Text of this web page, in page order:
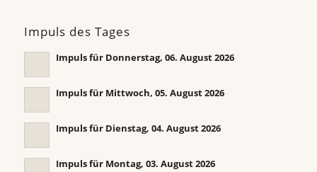
Impuls des Tages
Impuls für Donnerstag, 06. August 2026
Impuls für Mittwoch, 05. August 2026
Impuls für Dienstag, 04. August 2026
Impuls für Montag, 03. August 2026